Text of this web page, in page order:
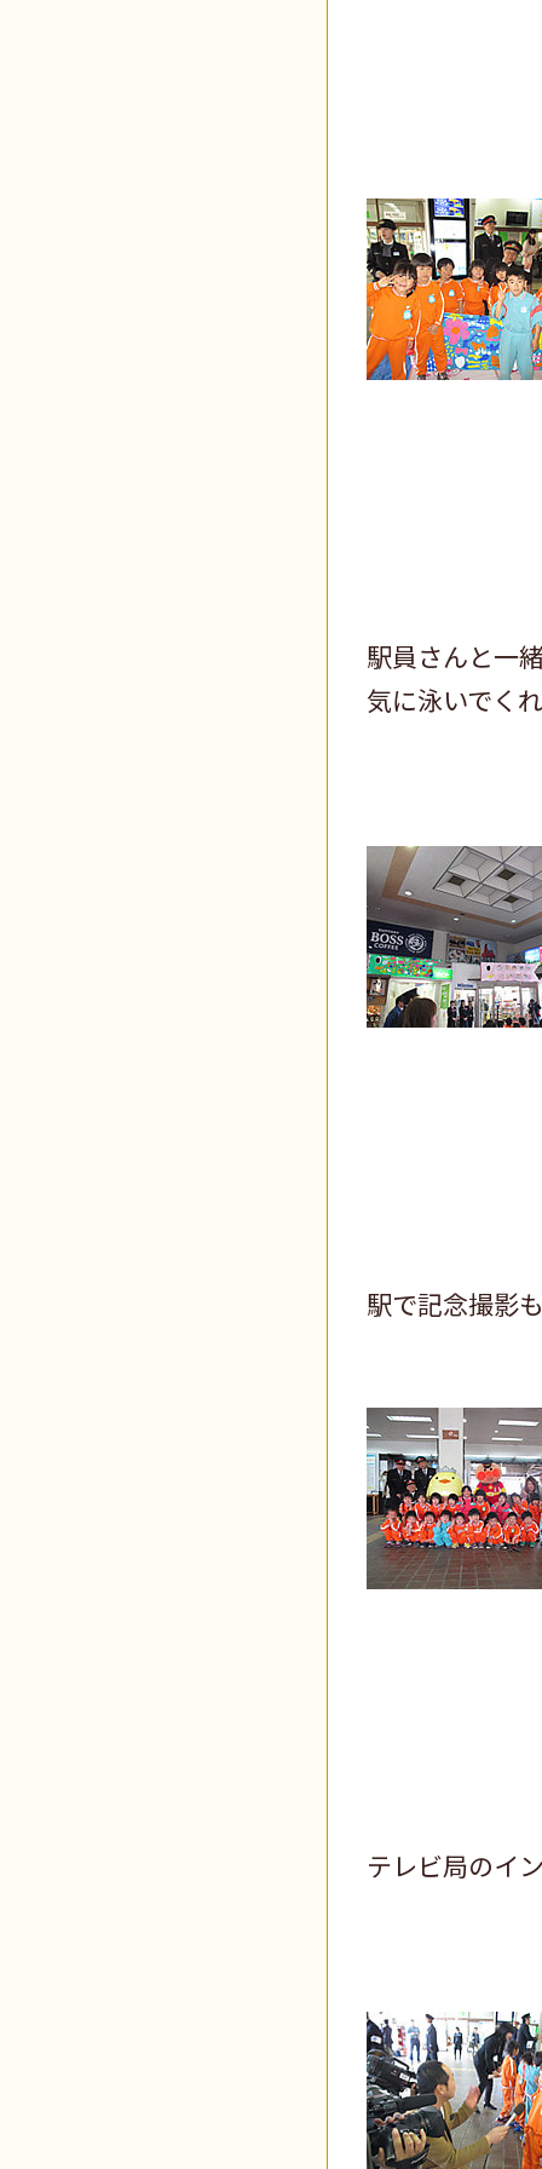
駅員さんと一
気に泳いでく
駅で記念撮影
テレビ局のイ